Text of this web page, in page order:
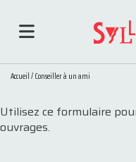
Accueil/Conseiller à un ami
Utilisez ce formulaire
ouvrages.